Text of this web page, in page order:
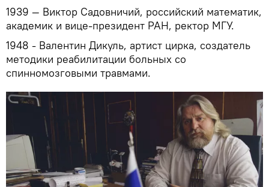
1939 — Виктор Садовничий, российский математик,
академик и вице-президент РАН, ректор МГУ.
1948 - Валентин Дикуль, артист цирка, создатель
методики реабилитации больных со
спинномозговыми травмами.